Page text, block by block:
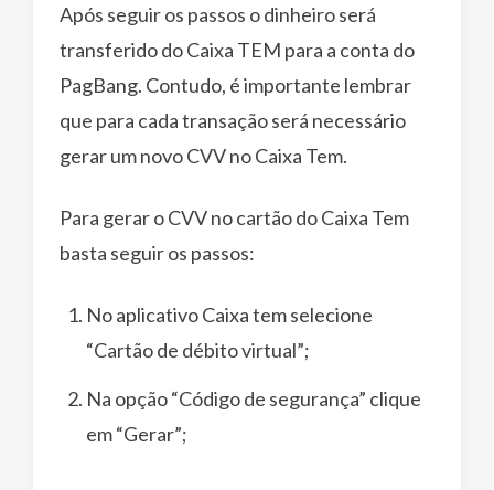
Após seguir os passos o dinheiro será
transferido do Caixa TEM para a conta do
PagBang. Contudo, é importante lembrar
que para cada transação será necessário
gerar um novo CVV no Caixa Tem.
Para gerar o CVV no cartão do Caixa Tem
basta seguir os passos:
No aplicativo Caixa tem selecione
“Cartão de débito virtual”;
Na opção “Código de segurança” clique
em “Gerar”;